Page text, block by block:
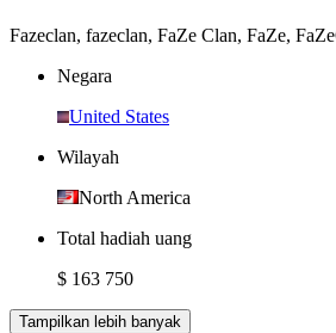
Fazeclan, fazeclan, FaZe Clan, FaZe,
Negara
United States
Wilayah
North America
Total hadiah uang
$ 163 750
Tampilkan lebih banyak